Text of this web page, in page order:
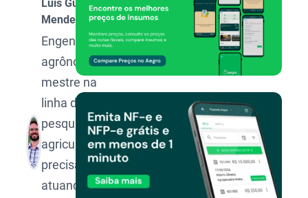
Luis Gustavo
Mendes
Engenheiro
agrônomo,
mestre na
linha de
pesquisa de
agricultura de
precisão,
atuando